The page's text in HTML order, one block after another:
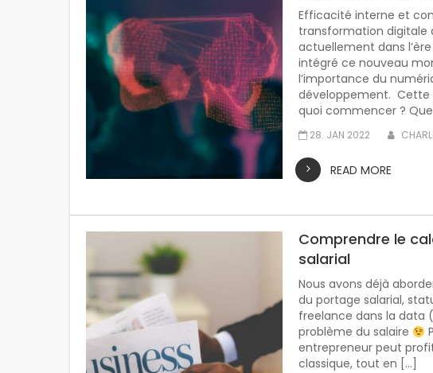
Efficacité interne et
transformation digitale
actuellement dans
intégré ce nouveau
l’importance du
développement. Cette
quoi commencer ?
28. JAN 2022
READ MORE
Comprendre le
salarial
Nous avons déjà
du portage salarial,
freelance dans la data
problème du salaire
entrepreneur peut
classique, tout en […]